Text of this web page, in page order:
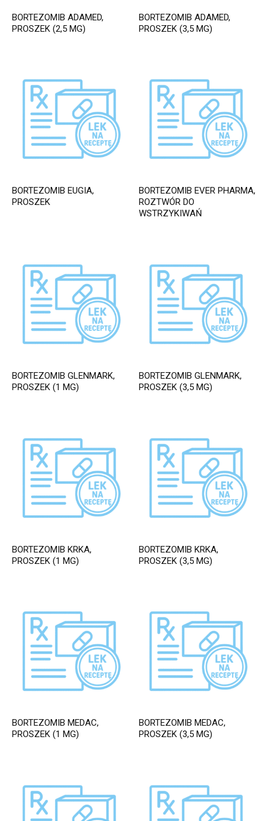
BORTEZOMIB ADAMED,
PROSZEK (2,5 MG)
BORTEZOMIB ADAMED,
PROSZEK (3,5 MG)
BORTEZOMIB EUGIA,
PROSZEK
BORTEZOMIB EVER PHARMA,
ROZTWÓR DO
WSTRZYKIWAŃ
BORTEZOMIB GLENMARK,
PROSZEK (1 MG)
BORTEZOMIB GLENMARK,
PROSZEK (3,5 MG)
BORTEZOMIB KRKA,
PROSZEK (1 MG)
BORTEZOMIB KRKA,
PROSZEK (3,5 MG)
BORTEZOMIB MEDAC,
PROSZEK (1 MG)
BORTEZOMIB MEDAC,
PROSZEK (3,5 MG)